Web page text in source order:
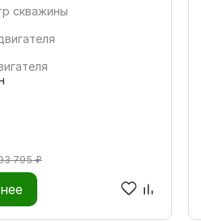
скважины
795 ₽